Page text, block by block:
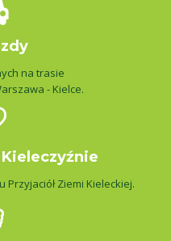
na trasie
- Kielce.
Przyjaciół Ziemi Kieleckiej.